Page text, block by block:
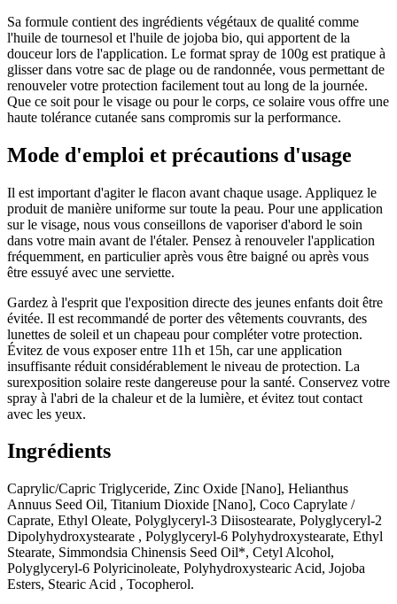
Sa formule contient des ingrédients végétaux de qualité comme
l'huile de tournesol et l'huile de jojoba bio, qui apportent de la
douceur lors de l'application. Le format spray de 100g est pratique à
glisser dans votre sac de plage ou de randonnée, vous permettant de
renouveler votre protection facilement tout au long de la journée.
Que ce soit pour le visage ou pour le corps, ce solaire vous offre une
haute tolérance cutanée sans compromis sur la performance.
Mode d'emploi et précautions d'usage
Il est important d'agiter le flacon avant chaque usage. Appliquez le
produit de manière uniforme sur toute la peau. Pour une application
sur le visage, nous vous conseillons de vaporiser d'abord le soin
dans votre main avant de l'étaler. Pensez à renouveler l'application
fréquemment, en particulier après vous être baigné ou après vous
être essuyé avec une serviette.
Gardez à l'esprit que l'exposition directe des jeunes enfants doit être
évitée. Il est recommandé de porter des vêtements couvrants, des
lunettes de soleil et un chapeau pour compléter votre protection.
Évitez de vous exposer entre 11h et 15h, car une application
insuffisante réduit considérablement le niveau de protection. La
surexposition solaire reste dangereuse pour la santé. Conservez votre
spray à l'abri de la chaleur et de la lumière, et évitez tout contact
avec les yeux.
Ingrédients
Caprylic/Capric Triglyceride, Zinc Oxide [Nano], Helianthus
Annuus Seed Oil, Titanium Dioxide [Nano], Coco Caprylate /
Caprate, Ethyl Oleate, Polyglyceryl-3 Diisostearate, Polyglyceryl-2
Dipolyhydroxystearate , Polyglyceryl-6 Polyhydroxystearate, Ethyl
Stearate, Simmondsia Chinensis Seed Oil*, Cetyl Alcohol,
Polyglyceryl-6 Polyricinoleate, Polyhydroxystearic Acid, Jojoba
Esters, Stearic Acid , Tocopherol.